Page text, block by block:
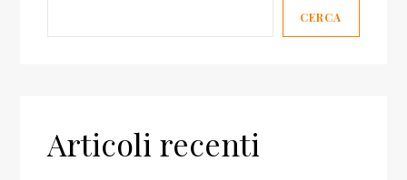
CERCA
Articoli recenti